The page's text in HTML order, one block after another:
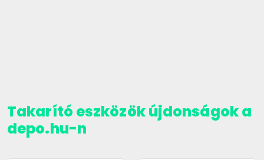
Takarító eszközök újdonságok a
depo.hu-n